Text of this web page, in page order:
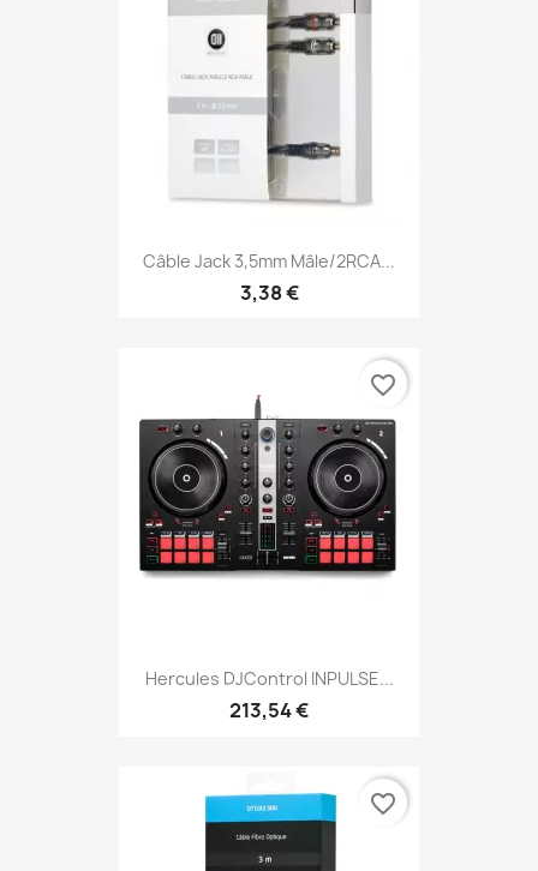
Câble Jack 3,5mm Mâle/2RCA...
3,38 €
Hercules DJControl INPULSE...
213,54 €
favorite_border
favorite_border